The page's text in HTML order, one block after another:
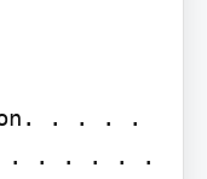
. . . .
. . . . .